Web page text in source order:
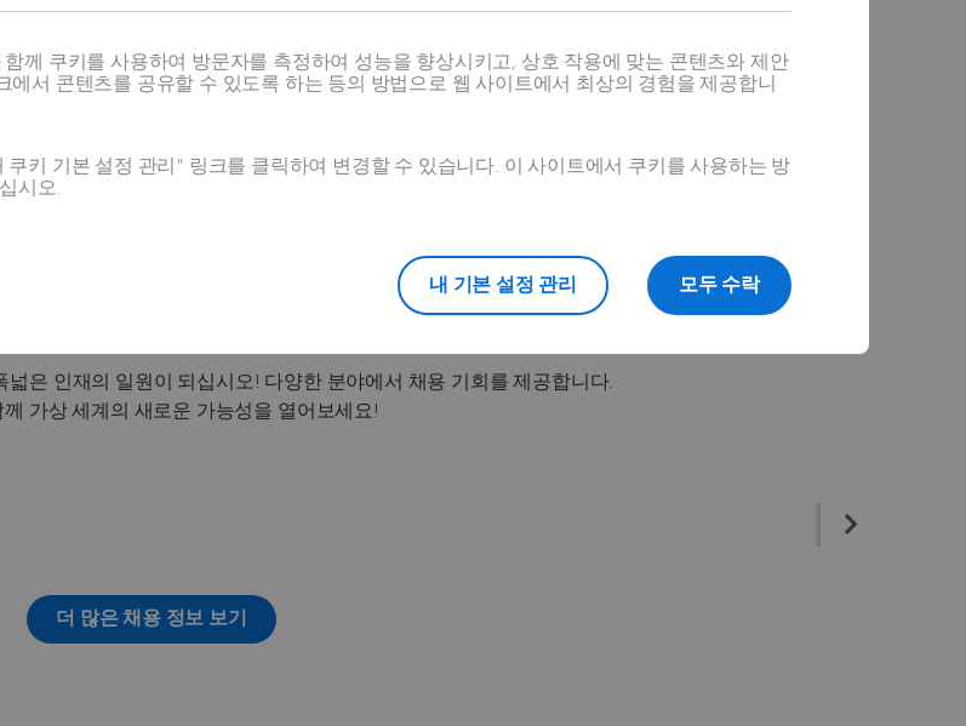
은 인재의 일원이 되십시오! 다양한 분야에서 채용 기회를 제공합니다.
께 가상 세계의 새로운 가능성을 열어보세요!
더 많은 채용 정보 보기
께 쿠키를 사용하여 방문자를 측정하여 성능을 향상시키고, 상호 작용에 맞는 콘텐츠와 제안
서 콘텐츠를 공유할 수 있도록 하는 등의 방법으로 웹 사이트에서 최상의 경험을 제공합니
키 기본 설정 관리" 링크를 클릭하여 변경할 수 있습니다. 이 사이트에서 쿠키를 사용하는 방
시오.
모두 수락
내 기본 설정 관리